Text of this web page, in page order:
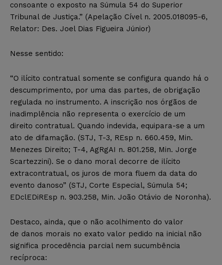
consoante o exposto na Súmula 54 do Superior
Tribunal de Justiça.” (Apelação Cível n. 2005.018095-6,
Relator: Des. Joel Dias Figueira Júnior)
Nesse sentido:
“O ilícito contratual somente se configura quando há o
descumprimento, por uma das partes, de obrigação
regulada no instrumento. A inscrição nos órgãos de
inadimplência não representa o exercício de um
direito contratual. Quando indevida, equipara-se a um
ato de difamação. (STJ, T-3, REsp n. 660.459, Min.
Menezes Direito; T-4, AgRgAI n. 801.258, Min. Jorge
Scartezzini). Se o dano moral decorre de ilícito
extracontratual, os juros de mora fluem da data do
evento danoso” (STJ, Corte Especial, Súmula 54;
EDclEDiREsp n. 903.258, Min. João Otávio de Noronha).
Destaco, ainda, que o não acolhimento do valor
de danos morais no exato valor pedido na inicial não
significa procedência parcial nem sucumbência
recíproca: